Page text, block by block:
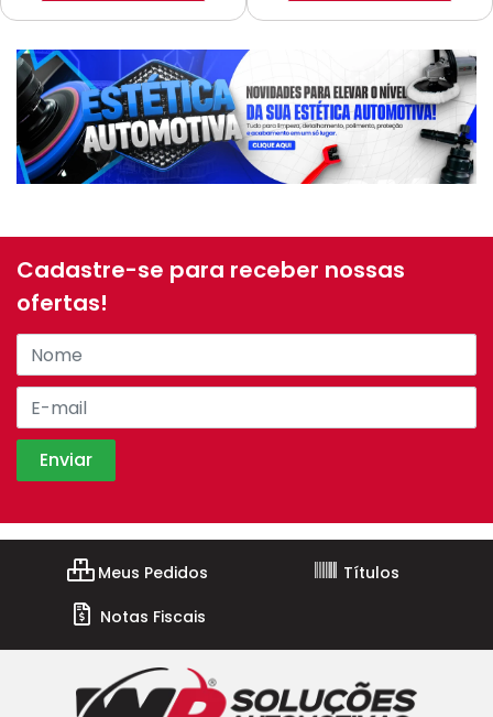
Cadastre-se para receber nossas
ofertas!
Meus Pedidos
Títulos
Notas Fiscais